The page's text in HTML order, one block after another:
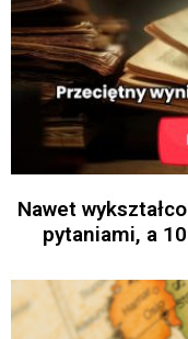
Nawet
pytaniami, a